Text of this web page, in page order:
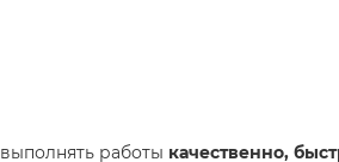
работы качественно,